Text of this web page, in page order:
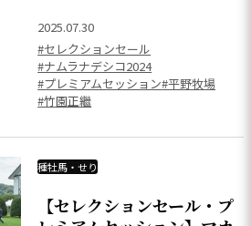
2025.07.30
#セレクションセール
#ナムラナデシコ2024
#プレミアムセッション#平野牧場
#竹園正繼
種牡馬・せり
【セレクションセール・プ